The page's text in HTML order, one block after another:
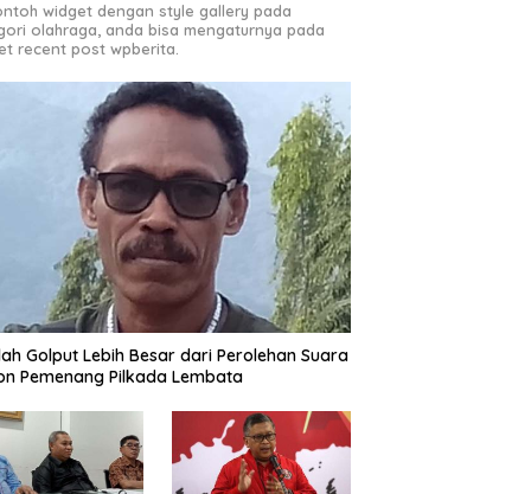
widget dengan style gallery pada
olahraga, anda bisa mengaturnya pada
recent post wpberita.
Golput Lebih Besar dari Perolehan Suara
Pemenang Pilkada Lembata